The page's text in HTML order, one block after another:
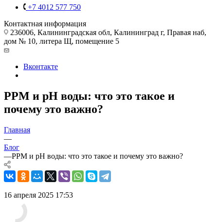
+7 4012 577 750
Контактная информация
236006, Калининградская обл, Калининград г, Правая наб,
дом № 10, литера Щ, помещение 5
Вконтакте
PPM и pH воды: что это такое и
почему это важно?
Главная
—
Блог
—PPM и pH воды: что это такое и почему это важно?
16 апреля 2025 17:53